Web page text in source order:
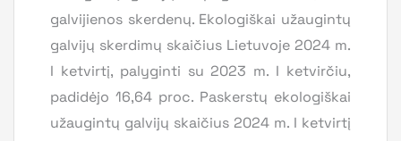
galvijienos skerdenų. Ekologiškai užaugintų
galvijų skerdimų skaičius Lietuvoje 2024 m.
I ketvirtį, palyginti su 2023 m. I ketvirčiu,
padidėjo 16,64 proc. Paskerstų ekologiškai
užaugintų galvijų skaičius 2024 m. I ketvirtį